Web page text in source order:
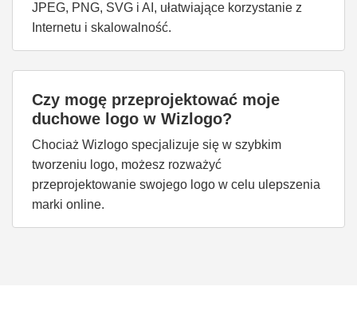
JPEG, PNG, SVG i AI, ułatwiające korzystanie z
Internetu i skalowalność.
Czy mogę przeprojektować moje
duchowe logo w Wizlogo?
Chociaż Wizlogo specjalizuje się w szybkim
tworzeniu logo, możesz rozważyć
przeprojektowanie swojego logo w celu ulepszenia
marki online.